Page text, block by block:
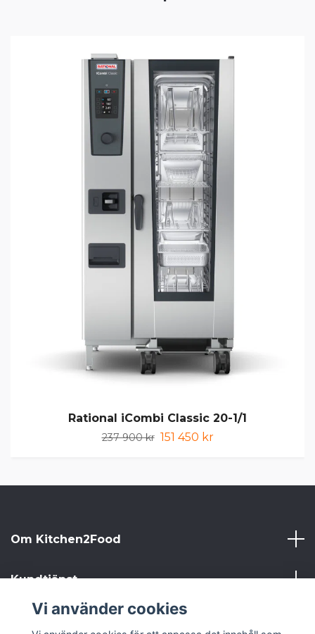
Rational iCombi Classic 20-1/1
237 900 kr 151 450 kr
Om Kitchen2Food
Kundtjänst
Kitchen2Food
Vi använder cookies